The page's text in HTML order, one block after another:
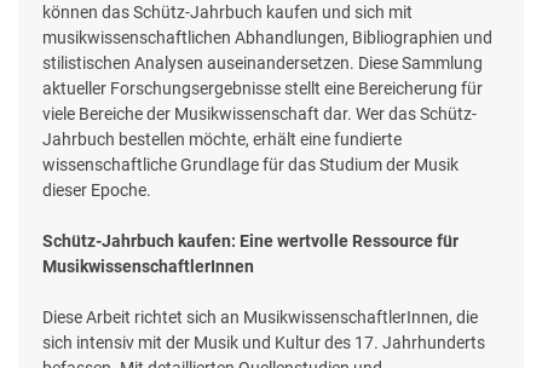
können das Schütz-Jahrbuch kaufen und sich mit
musikwissenschaftlichen Abhandlungen, Bibliographien und
stilistischen Analysen auseinandersetzen. Diese Sammlung
aktueller Forschungsergebnisse stellt eine Bereicherung für
viele Bereiche der Musikwissenschaft dar. Wer das Schütz-
Jahrbuch bestellen möchte, erhält eine fundierte
wissenschaftliche Grundlage für das Studium der Musik
dieser Epoche.
Schütz-Jahrbuch kaufen: Eine wertvolle Ressource für
MusikwissenschaftlerInnen
Diese Arbeit richtet sich an MusikwissenschaftlerInnen, die
sich intensiv mit der Musik und Kultur des 17. Jahrhunderts